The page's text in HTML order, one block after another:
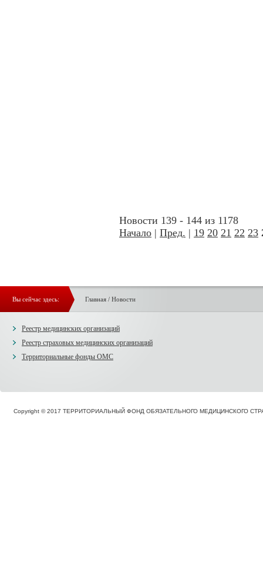
Новости 139 - 144 из 1178
Начало | Пред. | 19 20 21 22 23
Вы сейчас здесь: Главная/ Новости
Реестр медицинских организаций
Реестр страховых медицинских организаций
Территориальные фонды ОМС
Copyright © 2017 ТЕРРИТОРИАЛЬНЫЙ ФОНД ОБЯЗАТЕЛЬНОГО МЕДИЦИНСКОГО